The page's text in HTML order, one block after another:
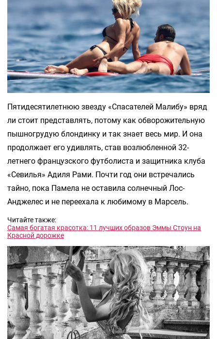
Пятидесятилетнюю звезду «Спасателей Малибу» вряд
ли стоит представлять, потому как обворожительную
пышногрудую блондинку и так знает весь мир. И она
продолжает его удивлять, став возлюбленной 32-
летнего французского футболиста и защитника клуба
«Севилья» Адиля Рами. Почти год они встречались
тайно, пока Памела не оставила солнечный Лос-
Анджелес и не переехала к любимому в Марсель.
Читайте также:
Самая богатая красотка: 11 лучших образов Эммы Стоун на
Красной дорожке